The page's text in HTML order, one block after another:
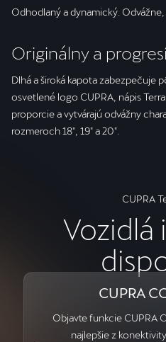
Odhodlaný a dynamický.
Originálny a
Dlhá a široká kapota zabezpečuje
osvetlené logo CUPRA, nápis
proporcie a vytvárajú odvážny
rozmeroch 18", 19" a 20".
CUPRA
Vozidlá
CUPRA
Objavte funkcie CUPRA
najlepšie z